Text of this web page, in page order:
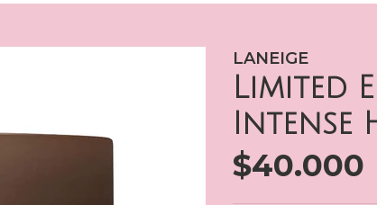
LANEIGE
Limited
$40.000